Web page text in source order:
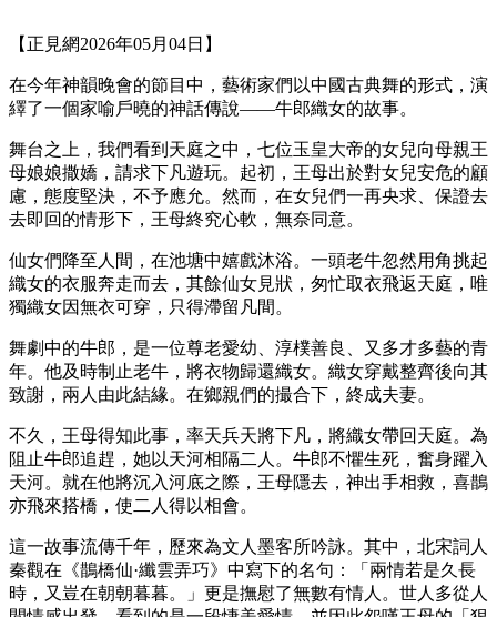
【正見網2026年05月04日】
在今年神韻晚會的節目中，藝術家們以中國古典舞的形式，演
繹了一個家喻戶曉的神話傳說——牛郎織女的故事。
舞台之上，我們看到天庭之中，七位玉皇大帝的女兒向母親王
母娘娘撒嬌，請求下凡遊玩。起初，王母出於對女兒安危的顧
慮，態度堅決，不予應允。然而，在女兒們一再央求、保證去
去即回的情形下，王母終究心軟，無奈同意。
仙女們降至人間，在池塘中嬉戲沐浴。一頭老牛忽然用角挑起
織女的衣服奔走而去，其餘仙女見狀，匆忙取衣飛返天庭，唯
獨織女因無衣可穿，只得滯留凡間。
舞劇中的牛郎，是一位尊老愛幼、淳樸善良、又多才多藝的青
年。他及時制止老牛，將衣物歸還織女。織女穿戴整齊後向其
致謝，兩人由此結緣。在鄉親們的撮合下，終成夫妻。
不久，王母得知此事，率天兵天將下凡，將織女帶回天庭。為
阻止牛郎追趕，她以天河相隔二人。牛郎不懼生死，奮身躍入
天河。就在他將沉入河底之際，王母隱去，神出手相救，喜鵲
亦飛來搭橋，使二人得以相會。
這一故事流傳千年，歷來為文人墨客所吟詠。其中，北宋詞人
秦觀在《鵲橋仙·纖雲弄巧》中寫下的名句：「兩情若是久長
時，又豈在朝朝暮暮。」更是撫慰了無數有情人。世人多從人